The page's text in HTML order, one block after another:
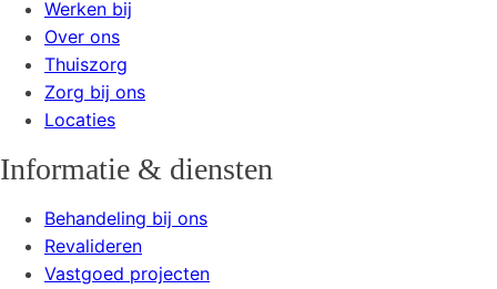
Werken bij
Over ons
Thuiszorg
Zorg bij ons
Locaties
Informatie & diensten
Behandeling bij ons
Revalideren
Vastgoed projecten